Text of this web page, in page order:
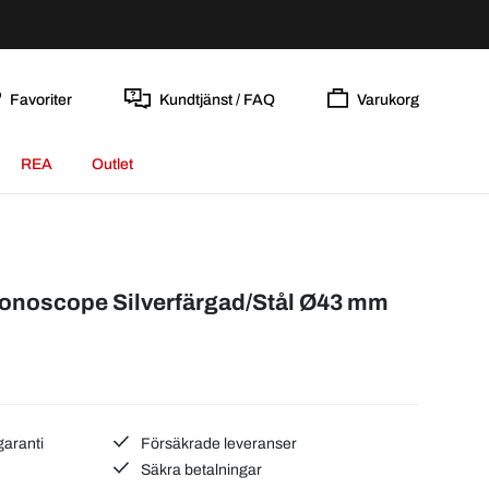
Favoriter Kundtjänst / FAQ Varukorg
REA Outlet
Silverfärgad/Stål Ø43 mm
Försäkrade leveranser
Säkra betalningar